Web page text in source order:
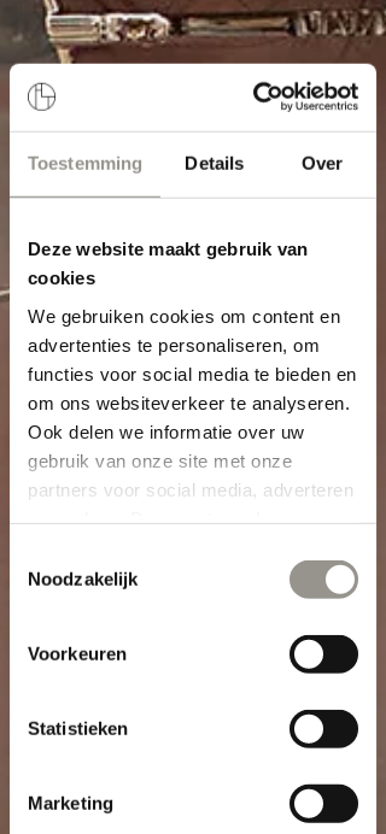
Toestemming Details Over
Deze website maakt gebruik van
cookies
We gebruiken cookies om content en
advertenties te personaliseren, om
functies voor social media te bieden en
om ons websiteverkeer te analyseren.
Ook delen we informatie over uw
gebruik van onze site met onze
partners voor social media, adverteren
andere informatie die u aan ze heeft
verstrekt of die ze hebben verzameld
op basis van uw gebruik van hun
services.
Noodzakelijk
Voorkeuren
Statistieken
Marketing